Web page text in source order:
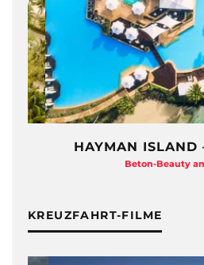
HAYMAN ISLAND –
Beton-Beauty am
KREUZFAHRT-FILME